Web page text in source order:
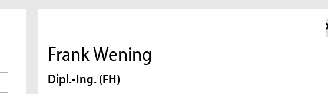
Frank Wening
Dipl.-Ing. (FH)